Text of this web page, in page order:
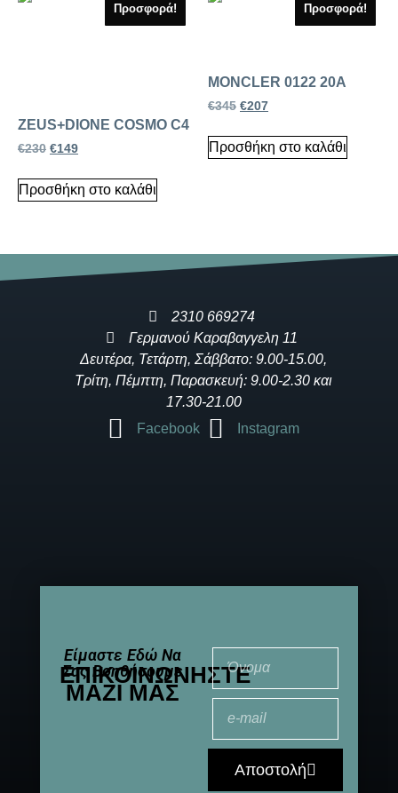
Προσφορά!
ZEUS+DIONE COSMO C4
€230 €149
Προσθήκη στο καλάθι
Προσφορά!
MONCLER 0122 20A
€345 €207
Προσθήκη στο καλάθι
2310 669274
Γερμανού Καραβαγγελη 11
Δευτέρα, Τετάρτη, Σάββατο: 9.00-15.00,
Τρίτη, Πέμπτη, Παρασκευή: 9.00-2.30 και
17.30-21.00
Facebook
Instagram
Είμαστε Εδώ Να
Σας Βοηθήσουμε
ΕΠΙΚΟΙΝΩΝΉΣΤΕ
ΜΑΖΊ ΜΑΣ
Αποστολή